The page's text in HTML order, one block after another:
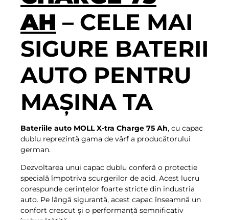
AH – CELE MAI
SIGURE BATERII
AUTO PENTRU
MAȘINA TA
Bateriile auto MOLL X-tra Charge 75 Ah, cu capac
dublu reprezintă gama de vârf a producătorului
german.
Dezvoltarea unui capac dublu conferă o protecție
specială împotriva scurgerilor de acid. Acest lucru
corespunde cerințelor foarte stricte din industria
auto. Pe lângă siguranță, acest capac înseamnă un
confort crescut și o performanță semnificativ